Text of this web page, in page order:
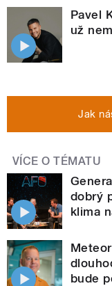
Pavel
už
Jak
VÍCE O TÉMATU
dobrý
klima
bude